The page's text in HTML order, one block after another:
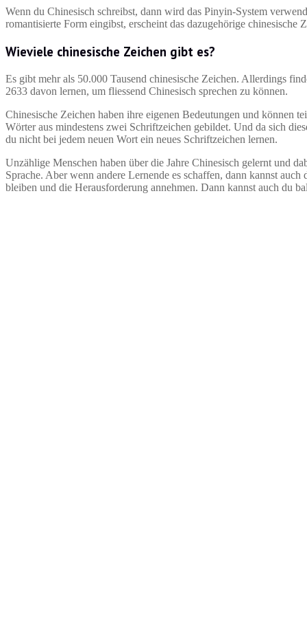
Wenn du Chinesisch schreibst, dann wird das Pinyin-System
romantisierte Form eingibst, erscheint das dazugehörige chinesische
Wieviele chinesische Zeichen gibt es?
Es gibt mehr als 50.000 Tausend chinesische Zeichen. Allerdings
2633 davon lernen, um fliessend Chinesisch sprechen zu können.
Chinesische Zeichen haben ihre eigenen Bedeutungen und können
Wörter aus mindestens zwei Schriftzeichen gebildet. Und da sich
du nicht bei jedem neuen Wort ein neues Schriftzeichen lernen.
Unzählige Menschen haben über die Jahre Chinesisch gelernt und
Sprache. Aber wenn andere Lernende es schaffen, dann kannst auch
bleiben und die Herausforderung annehmen. Dann kannst auch du